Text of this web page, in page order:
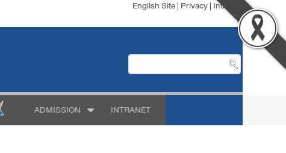
English Site| Privacy| Intranet
ADMISSION INTRANET